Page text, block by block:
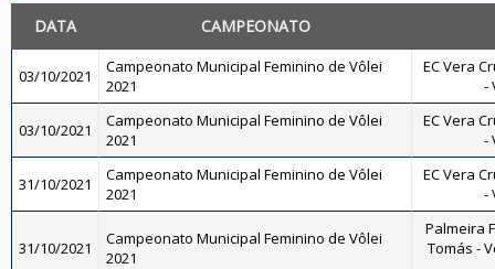
DATA CAMPEONATO
03/10/2021
Campeonato Municipal Feminino de Vôlei
2021
EC Vera
-
03/10/2021
Campeonato Municipal Feminino de Vôlei
2021
EC Vera
-
31/10/2021
Campeonato Municipal Feminino de Vôlei
2021
EC Vera
-
31/10/2021
Campeonato Municipal Feminino de Vôlei
2021
Palmeira
Tomás -